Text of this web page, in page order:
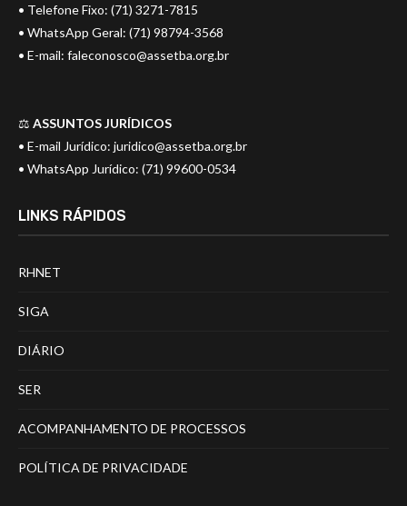
• Telefone Fixo: (71) 3271-7815
• WhatsApp Geral: (71) 98794-3568
• E-mail: faleconosco@assetba.org.br
⚖️ ASSUNTOS JURÍDICOS
• E-mail Jurídico: juridico@assetba.org.br
• WhatsApp Jurídico: (71) 99600-0534
LINKS RÁPIDOS
RHNET
SIGA
DIÁRIO
SER
ACOMPANHAMENTO DE PROCESSOS
POLÍTICA DE PRIVACIDADE